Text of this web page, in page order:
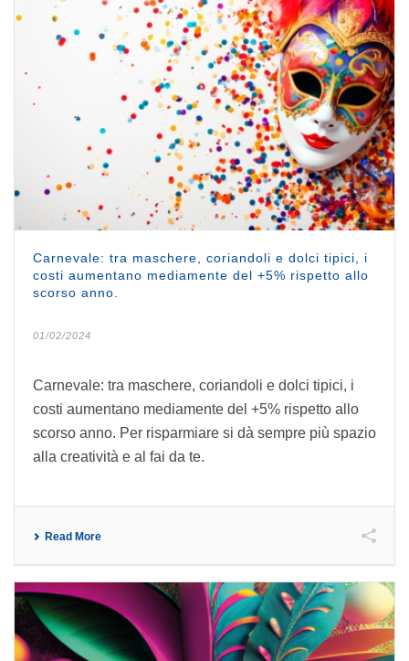
Carnevale: tra maschere, coriandoli e dolci tipici, i
costi aumentano mediamente del +5% rispetto allo
scorso anno.
01/02/2024
Carnevale: tra maschere, coriandoli e dolci tipici, i
costi aumentano mediamente del +5% rispetto allo
scorso anno. Per risparmiare si dà sempre più spazio
alla creatività e al fai da te.
Read More